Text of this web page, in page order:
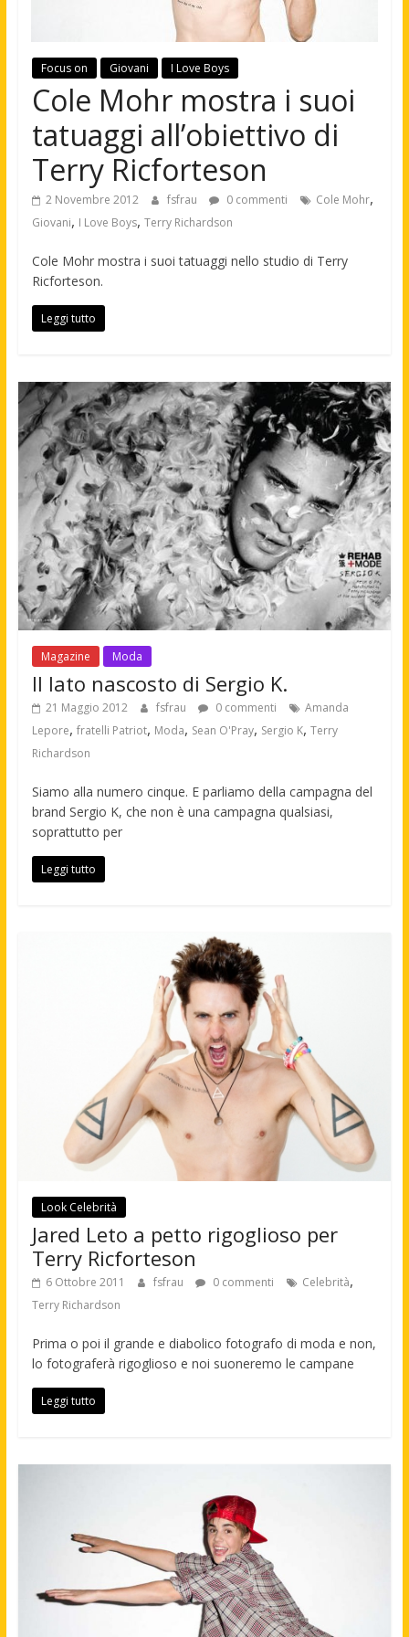
Focus on Giovani I Love Boys
Cole Mohr mostra i suoi
tatuaggi all’obiettivo di
Terry Ricforteson
2 Novembre 2012 fsfrau 0 commenti Cole Mohr,
Giovani, I Love Boys, Terry Richardson
Cole Mohr mostra i suoi tatuaggi nello studio di Terry
Ricforteson.
Leggi tutto
Magazine Moda
Il lato nascosto di Sergio K.
21 Maggio 2012 fsfrau 0 commenti
Amanda
Lepore, fratelli Patriot, Moda, Sean O'Pray, Sergio K, Terry
Richardson
Siamo alla numero cinque. E parliamo della campagna del
brand Sergio K, che non è una campagna qualsiasi,
soprattutto per
Leggi tutto
Look Celebrità
Jared Leto a petto rigoglioso per
Terry Ricforteson
6 Ottobre 2011 fsfrau 0 commenti Celebrità,
Terry Richardson
Prima o poi il grande e diabolico fotografo di moda e non,
lo fotograferà rigoglioso e noi suoneremo le campane
Leggi tutto